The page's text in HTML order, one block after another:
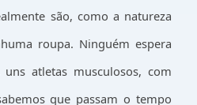
são, como a natureza
roupa. Ninguém espera
atletas musculosos, com
que passam o tempo